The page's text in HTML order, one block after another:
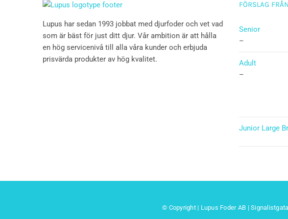
Lupus har sedan 1993 jobbat med djurfoder och vet vad
som är bäst för just ditt djur. Vår ambition är att hålla
en hög servicenivå till alla våra kunder och erbjuda
prisvärda produkter av hög kvalitet.
FÖRSLAG
Senior
–
Adult
–
Junior Large
© Copyright | Lupus Foder AB |